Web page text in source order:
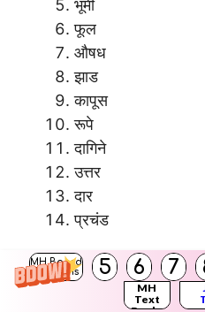
MH Board
Solutions
5 6 7
MH
Text
भूमी
फूल
औषध
झाड
कापूस
रूपे
दागिने
उत्तर
दार
प्रचंड
उत्तर: